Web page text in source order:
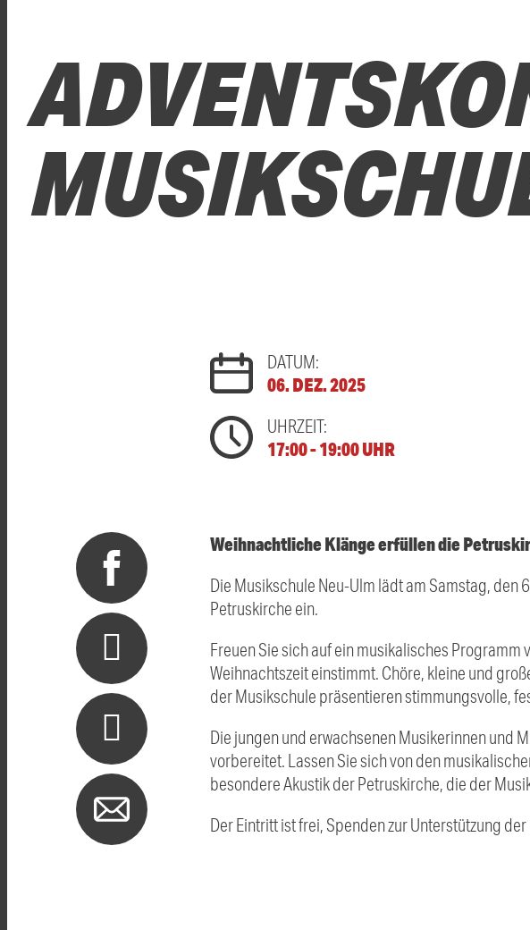
DATUM:
06. DEZ. 2025
UHRZEIT:
17:00 - 19:00 UHR
Weihnachtliche Klänge erfüllen die
Die Musikschule Neu-Ulm lädt am Samstag, den
Petruskirche ein.
Freuen Sie sich auf ein musikalisches
Weihnachtszeit einstimmt. Chöre, kleine und
der Musikschule präsentieren stimmungsvolle,
Die jungen und erwachsenen Musikerinnen und
vorbereitet. Lassen Sie sich von den
besondere Akustik der Petruskirche, die der
Der Eintritt ist frei, Spenden zur Unterstützung